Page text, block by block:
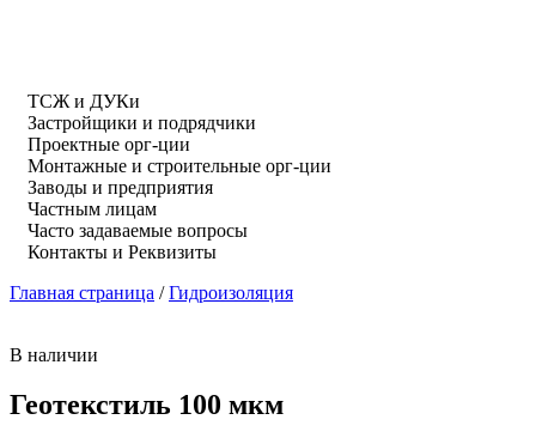
ТСЖ и ДУКи
Застройщики и подрядчики
Проектные орг-ции
Монтажные и строительные орг-ции
Заводы и предприятия
Частным лицам
Часто задаваемые вопросы
Контакты и Реквизиты
Главная страница /Гидроизоляция
В наличии
Геотекстиль 100 мкм